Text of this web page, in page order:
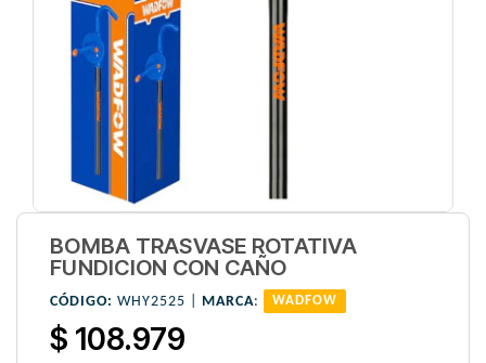
BOMBA TRASVASE ROTATIVA
FUNDICION CON CAÑO
CÓDIGO: WHY2525 | MARCA: WADFOW
$ 108.979